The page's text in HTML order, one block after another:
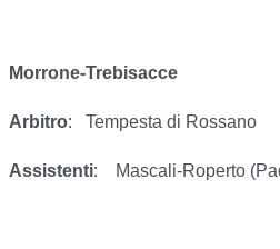
Morrone-Trebisacce
Arbitro: Tempesta di Rossano
Assistenti: Mascali-Roperto